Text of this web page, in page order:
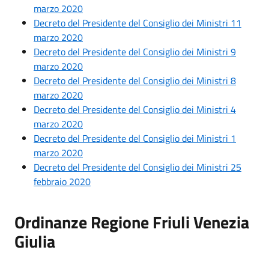
marzo 2020
Decreto del Presidente del Consiglio dei Ministri 11
marzo 2020
Decreto del Presidente del Consiglio dei Ministri 9
marzo 2020
Decreto del Presidente del Consiglio dei Ministri 8
marzo 2020
Decreto del Presidente del Consiglio dei Ministri 4
marzo 2020
Decreto del Presidente del Consiglio dei Ministri 1
marzo 2020
Decreto del Presidente del Consiglio dei Ministri 25
febbraio 2020
Ordinanze Regione Friuli Venezia
Giulia